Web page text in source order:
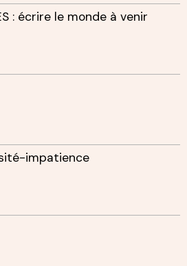
: écrire le monde à venir
impatience